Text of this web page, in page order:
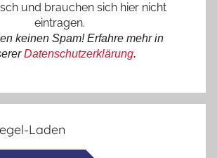
und brauchen sich hier nicht
eintragen.
keinen Spam! Erfahre mehr in
Datenschutzerklärung.
Laden